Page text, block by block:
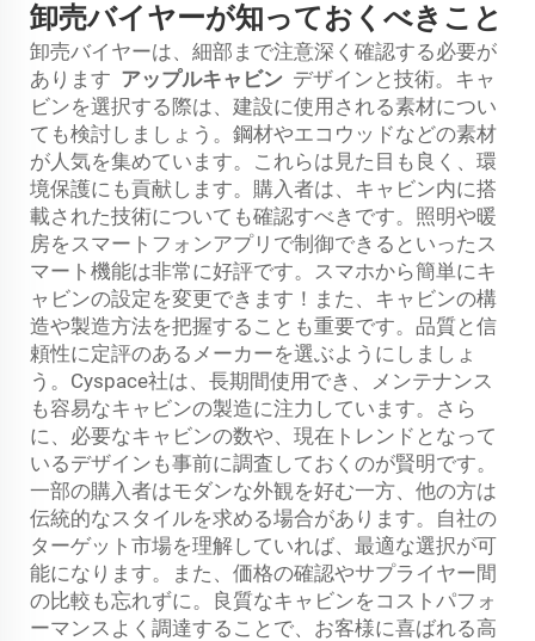
卸売バイヤーが知っておくべきこと
卸売バイヤーは、細部まで注意深く確認する必要が
あります アップルキャビン デザインと技術。キャ
ビンを選択する際は、建設に使用される素材につい
ても検討しましょう。鋼材やエコウッドなどの素材
が人気を集めています。これらは見た目も良く、環
境保護にも貢献します。購入者は、キャビン内に搭
載された技術についても確認すべきです。照明や暖
房をスマートフォンアプリで制御できるといったス
マート機能は非常に好評です。スマホから簡単にキ
ャビンの設定を変更できます！また、キャビンの構
造や製造方法を把握することも重要です。品質と信
頼性に定評のあるメーカーを選ぶようにしましょ
う。Cyspace社は、長期間使用でき、メンテナンス
も容易なキャビンの製造に注力しています。さら
に、必要なキャビンの数や、現在トレンドとなって
いるデザインも事前に調査しておくのが賢明です。
一部の購入者はモダンな外観を好む一方、他の方は
伝統的なスタイルを求める場合があります。自社の
ターゲット市場を理解していれば、最適な選択が可
能になります。また、価格の確認やサプライヤー間
の比較も忘れずに。良質なキャビンをコストパフォ
ーマンスよく調達することで、お客様に喜ばれる高